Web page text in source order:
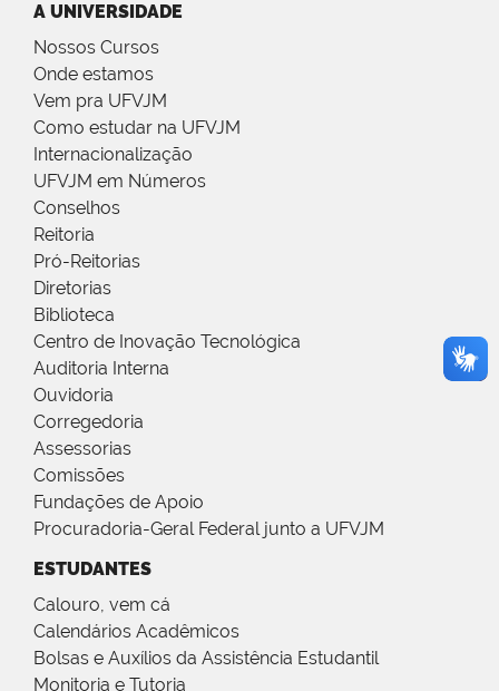
A UNIVERSIDADE
Nossos Cursos
Onde estamos
Vem pra UFVJM
Como estudar na UFVJM
Internacionalização
UFVJM em Números
Conselhos
Reitoria
Pró-Reitorias
Diretorias
Biblioteca
Centro de Inovação Tecnológica
Auditoria Interna
Ouvidoria
Corregedoria
Assessorias
Comissões
Fundações de Apoio
Procuradoria-Geral Federal junto a UFVJM
ESTUDANTES
Calouro, vem cá
Calendários Acadêmicos
Bolsas e Auxílios da Assistência Estudantil
Monitoria e Tutoria